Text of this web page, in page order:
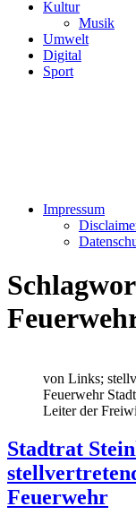
Kultur
Musik
Umwelt
Digital
Sport
Impressum
von Links;
Feuerwehr
Leiter der
Stadtrat
Feuerwehr